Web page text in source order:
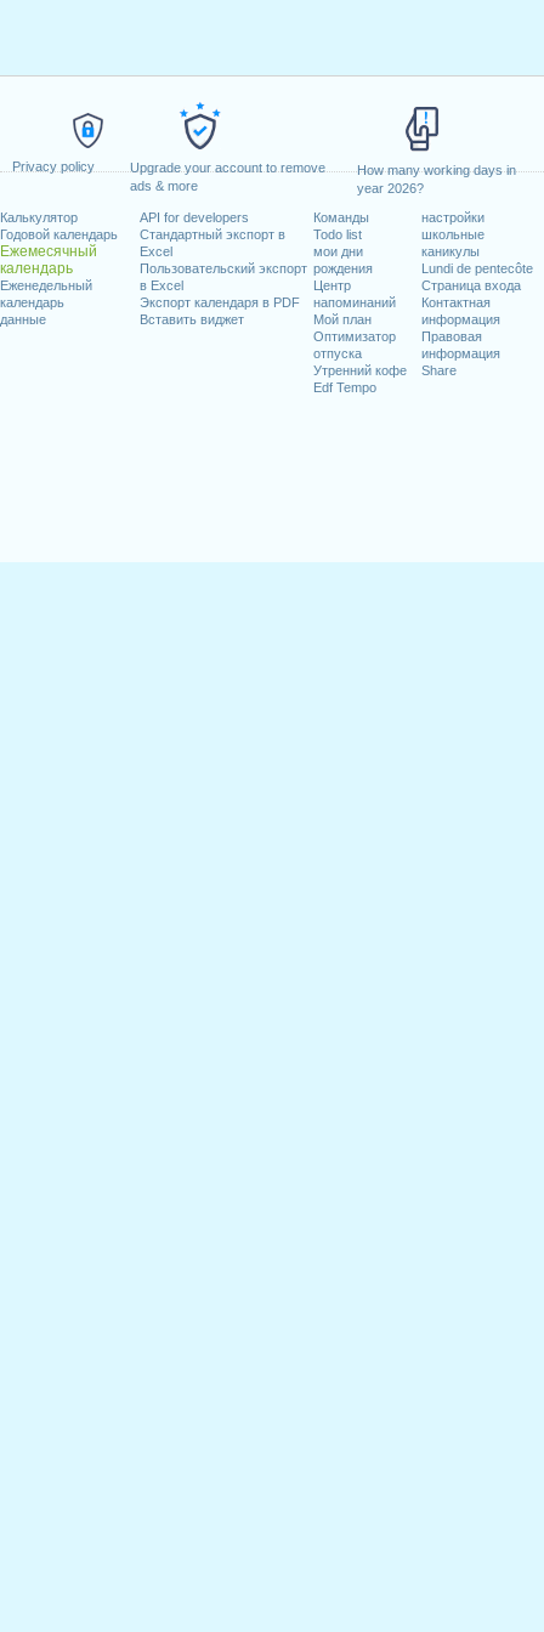
Privacy policy
Upgrade your account to remove
ads & more
How many working days in
year 2026?
Калькулятор
Годовой календарь
Ежемесячный
календарь
Еженедельный
календарь
данные
API for developers
Стандартный экспорт в
Excel
Пользовательский экспорт
в Excel
Экспорт календаря в PDF
Вставить виджет
Команды
Todo list
мои дни
рождения
Центр
напоминаний
Мой план
Оптимизатор
отпуска
Утренний кофе
Edf Tempo
настройки
школьные
каникулы
Lundi de pentecôte
Страница входа
Контактная
информация
Правовая
информация
Share